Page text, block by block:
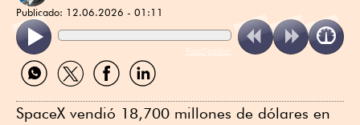
Publicado: 12.06.2026 - 01:11
ReadSpeaker
Compartir
por
Compartir
por
Compartir
por
Compartir
por
SpaceX vendió 18,700 millones de dólares en